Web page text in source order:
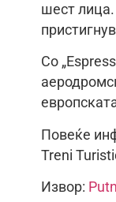
шест
Со
Повеќе
Treni
Извор: